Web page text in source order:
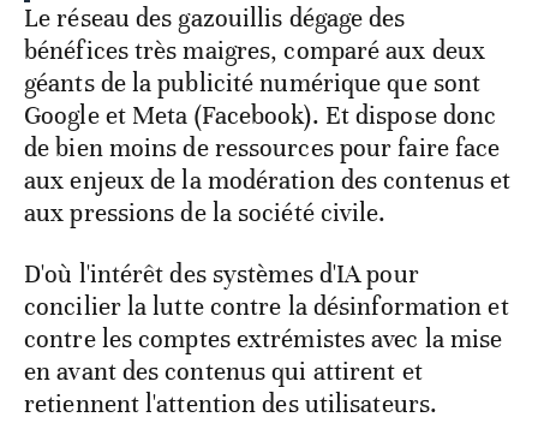
Le réseau des gazouillis dégage des
bénéfices très maigres, comparé aux deux
géants de la publicité numérique que sont
Google et Meta (Facebook). Et dispose donc
de bien moins de ressources pour faire face
aux enjeux de la modération des contenus et
aux pressions de la société civile.
D'où l'intérêt des systèmes d'IA pour
concilier la lutte contre la désinformation et
contre les comptes extrémistes avec la mise
en avant des contenus qui attirent et
retiennent l'attention des utilisateurs.